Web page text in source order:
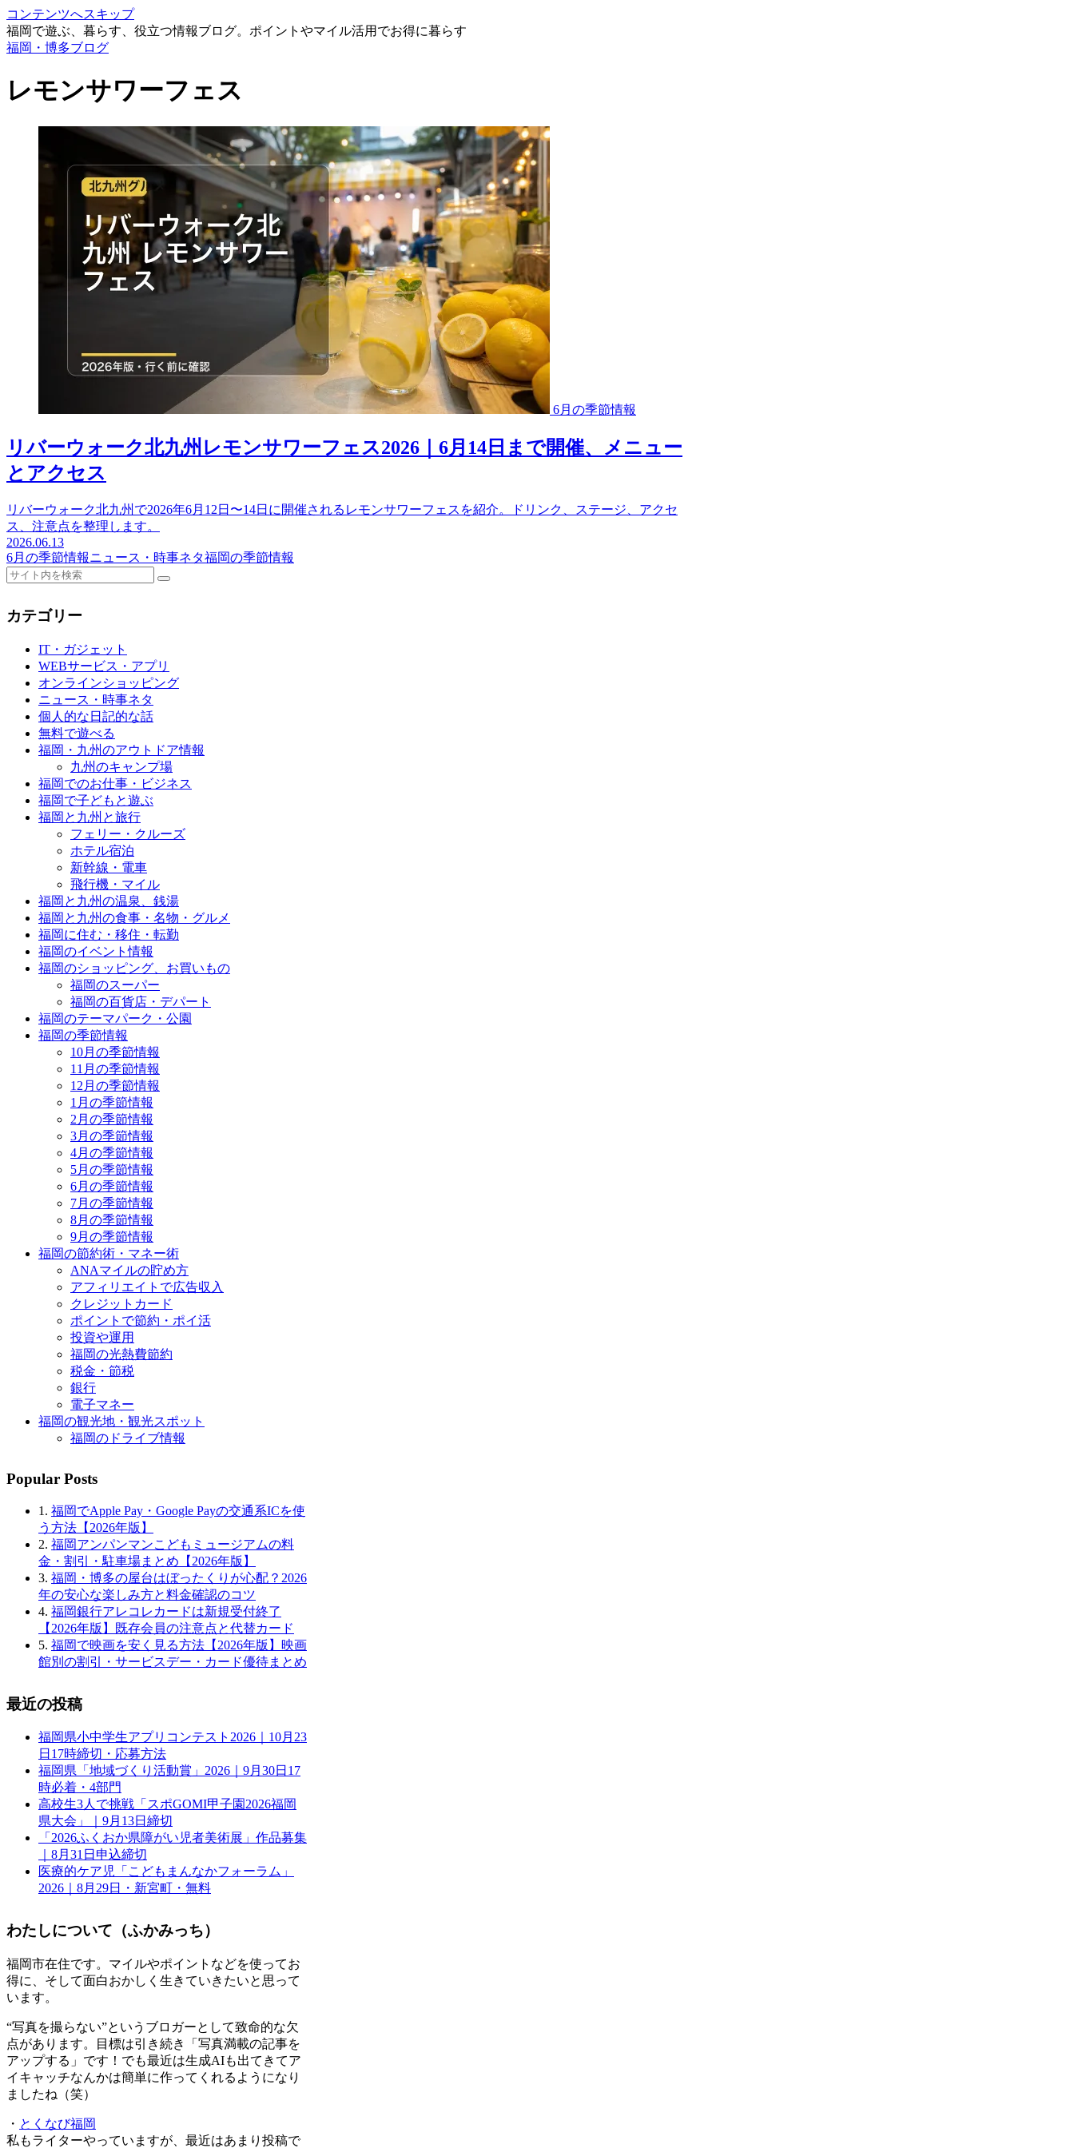
コンテンツへスキップ
福岡で遊ぶ、暮らす、役立つ情報ブログ。ポイントやマイル活用でお得に暮らす
福岡・博多ブログ
レモンサワーフェス
6月の季節情報
リバーウォーク北九州レモンサワーフェス2026｜6月14日まで開催、メニュー
とアクセス
リバーウォーク北九州で2026年6月12日〜14日に開催されるレモンサワーフェスを紹介。ドリンク、ステージ、アクセ
ス、注意点を整理します。
2026.06.13
6月の季節情報ニュース・時事ネタ福岡の季節情報
カテゴリー
IT・ガジェット
WEBサービス・アプリ
オンラインショッピング
ニュース・時事ネタ
個人的な日記的な話
無料で遊べる
福岡・九州のアウトドア情報
九州のキャンプ場
福岡でのお仕事・ビジネス
福岡で子どもと遊ぶ
福岡と九州と旅行
フェリー・クルーズ
ホテル宿泊
新幹線・電車
飛行機・マイル
福岡と九州の温泉、銭湯
福岡と九州の食事・名物・グルメ
福岡に住む・移住・転勤
福岡のイベント情報
福岡のショッピング、お買いもの
福岡のスーパー
福岡の百貨店・デパート
福岡のテーマパーク・公園
福岡の季節情報
10月の季節情報
11月の季節情報
12月の季節情報
1月の季節情報
2月の季節情報
3月の季節情報
4月の季節情報
5月の季節情報
6月の季節情報
7月の季節情報
8月の季節情報
9月の季節情報
福岡の節約術・マネー術
ANAマイルの貯め方
アフィリエイトで広告収入
クレジットカード
ポイントで節約・ポイ活
投資や運用
福岡の光熱費節約
税金・節税
銀行
電子マネー
福岡の観光地・観光スポット
福岡のドライブ情報
Popular Posts
1. 福岡でApple Pay・Google Payの交通系ICを使
う方法【2026年版】
2. 福岡アンパンマンこどもミュージアムの料
金・割引・駐車場まとめ【2026年版】
3. 福岡・博多の屋台はぼったくりが心配？2026
年の安心な楽しみ方と料金確認のコツ
4. 福岡銀行アレコレカードは新規受付終了
【2026年版】既存会員の注意点と代替カード
5. 福岡で映画を安く見る方法【2026年版】映画
館別の割引・サービスデー・カード優待まとめ
最近の投稿
福岡県小中学生アプリコンテスト2026｜10月23
日17時締切・応募方法
福岡県「地域づくり活動賞」2026｜9月30日17
時必着・4部門
高校生3人で挑戦「スポGOMI甲子園2026福岡
県大会」｜9月13日締切
「2026ふくおか県障がい児者美術展」作品募集
｜8月31日申込締切
医療的ケア児「こどもまんなかフォーラム」
2026｜8月29日・新宮町・無料
わたしについて（ふかみっち）
福岡市在住です。マイルやポイントなどを使ってお
得に、そして面白おかしく生きていきたいと思って
います。
“写真を撮らない”というブロガーとして致命的な欠
点があります。目標は引き続き「写真満載の記事を
アップする」です！でも最近は生成AIも出てきてア
イキャッチなんかは簡単に作ってくれるようになり
ましたね（笑）
・ とくなび福岡
私もライターやっていますが、最近はあまり投稿で